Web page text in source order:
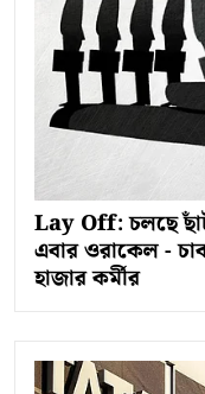
Lay Off: চলছে
এবার ওরাকেল -
হাজার কর্মীর